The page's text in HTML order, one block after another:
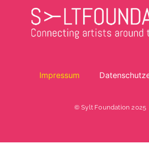
Impressum
© Sylt Foundation 2025